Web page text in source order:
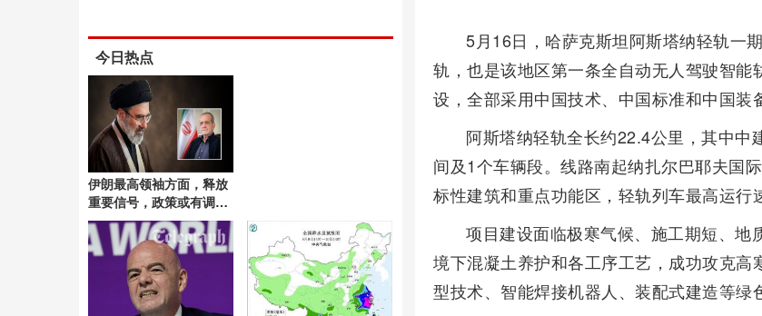
5月16日，哈萨克斯坦阿斯塔纳轻轨一
轨，也是该地区第一条全自动无人驾驶智
设，全部采用中国技术、中国标准和中国装
阿斯塔纳轻轨全长约22.4公里，其中
间及1个车辆段。线路南起纳扎尔巴耶夫国
标性建筑和重点功能区，轻轨列车最高运行
项目建设面临极寒气候、施工期短、
境下混凝土养护和各工序工艺，成功攻克
型技术、智能焊接机器人、装配式建造等绿
今日热点
伊朗最高领袖方面，释放
重要信号，政策或有调整
会谈展现团结与决策权